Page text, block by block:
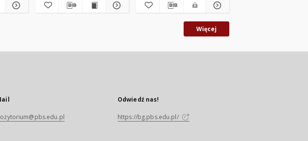
Więcej
Odwiedź nas!
https://bg.pbs.edu.pl/